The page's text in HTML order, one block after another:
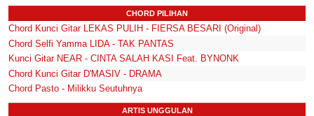
CHORD PILIHAN
Chord Kunci Gitar LEKAS PULIH - FIERSA BESARI (Original)
Chord Selfi Yamma LIDA - TAK PANTAS
Kunci Gitar NEAR - CINTA SALAH KASI Feat. BYNONK
Chord Kunci Gitar D'MASIV - DRAMA
Chord Pasto - Milikku Seutuhnya
ARTIS UNGGULAN